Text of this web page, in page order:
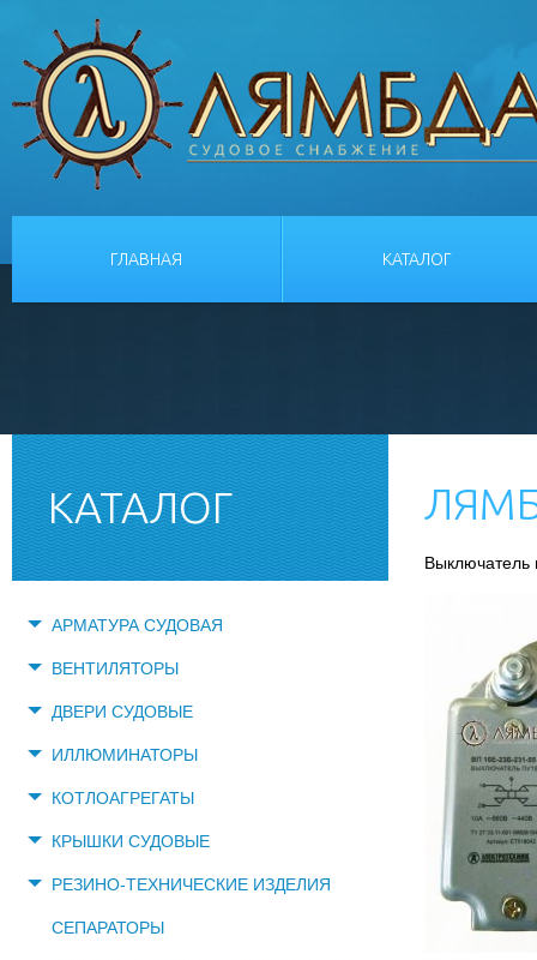
ГЛАВНАЯ КАТАЛОГ
КАТАЛОГ
АРМАТУРА СУДОВАЯ
ВЕНТИЛЯТОРЫ
ДВЕРИ СУДОВЫЕ
ИЛЛЮМИНАТОРЫ
КОТЛОАГРЕГАТЫ
КРЫШКИ СУДОВЫЕ
РЕЗИНО-ТЕХНИЧЕСКИЕ ИЗДЕЛИЯ
СЕПАРАТОРЫ
Выключатель